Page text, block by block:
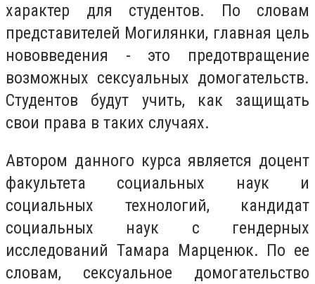
характер для студентов. По словам
представителей Могилянки, главная цель
нововведения - это предотвращение
возможных сексуальных домогательств.
Студентов будут учить, как защищать
свои права в таких случаях.
Автором данного курса является доцент
факультета социальных наук и
социальных технологий, кандидат
социальных наук с гендерных
исследований Тамара Марценюк. По ее
словам, сексуальное домогательство